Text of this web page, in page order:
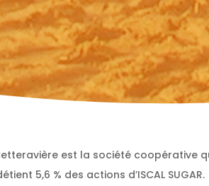
Betteravière est la société
5,6 % des actions d’ISCAL SUGAR.